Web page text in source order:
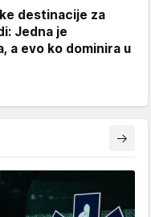
destinacije za
Jedna je
a evo ko dominira u